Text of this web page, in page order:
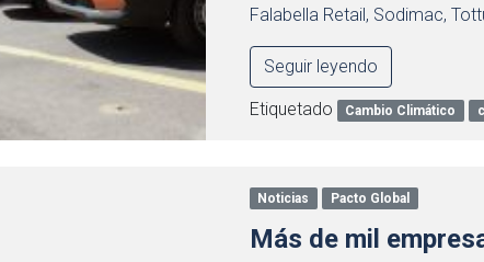
Falabella Retail, Sodimac,
Seguir leyendo
Etiquetado Cambio Climático
Noticias Pacto Global
Más de mil